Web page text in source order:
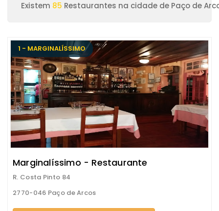
Existem 85 Restaurantes na cidade de Paço de
1 - MARGINALÍSSIMO
Marginalíssimo - Restaurante
R. Costa Pinto 84
2770-046 Paço de Arcos